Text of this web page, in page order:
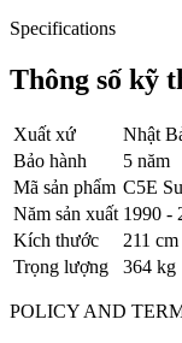
Specifications
Thông số kỹ
Xuất xứ
Nhật
Bảo hành
5 năm
Mã sản phẩm C5E
Năm sản xuất 1990 -
Kích thước
211
Trọng lượng
364 kg
POLICY AND